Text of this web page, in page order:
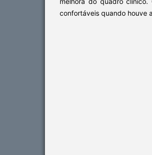
confortáveis quando houve